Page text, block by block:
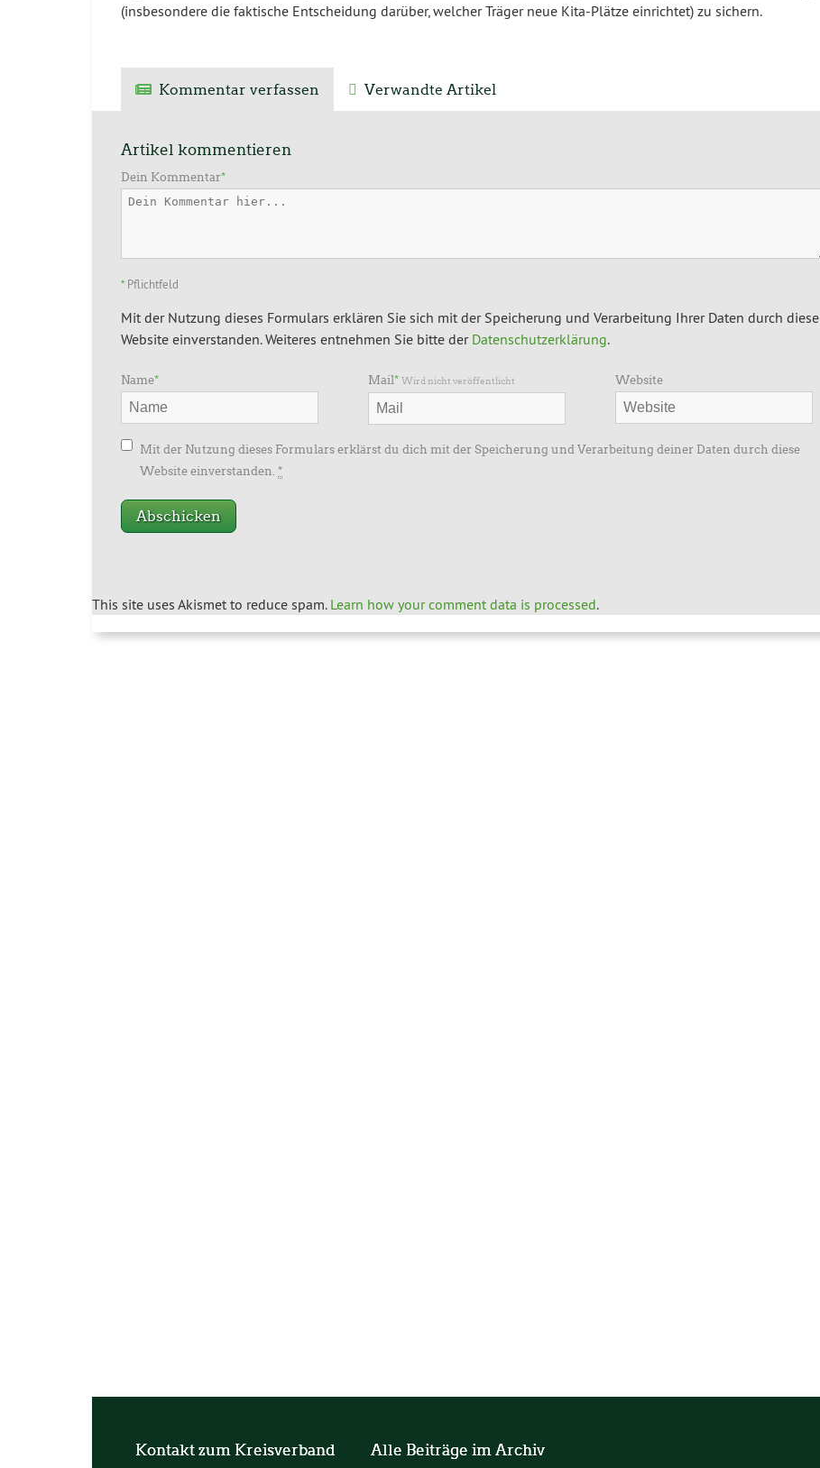
(insbesondere die faktische Entscheidung darüber, welcher Träger neue Kita-Plätze einrichtet) zu sichern.
Kommentar verfassen Verwandte Artikel
Artikel kommentieren
Dein Kommentar*
* Pflichtfeld
Mit der Nutzung dieses Formulars erklären Sie sich mit der Speicherung und Verarbeitung Ihrer Daten durch diese
Website einverstanden. Weiteres entnehmen Sie bitte der Datenschutzerklärung.
Name* Mail* Wird nicht veröffentlicht Website
Mit der Nutzung dieses Formulars erklärst du dich mit der Speicherung und Verarbeitung deiner Daten durch diese
Website einverstanden. *
This site uses Akismet to reduce spam. Learn how your comment data is processed.
Kontakt zum Kreisverband Alle Beiträge im Archiv